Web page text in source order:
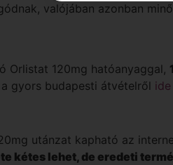
valójában azonban
Orlistat 120mg hatóanyaggal,
gyors budapesti átvételről
utánzat kapható az
kétes lehet, de eredeti